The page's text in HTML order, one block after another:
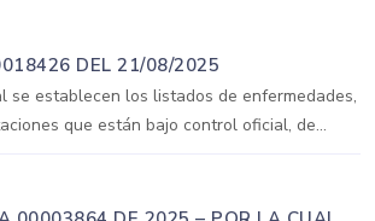
DEL 21/08/2025
se establecen los listados de enfermedades,
que están bajo control oficial, de...